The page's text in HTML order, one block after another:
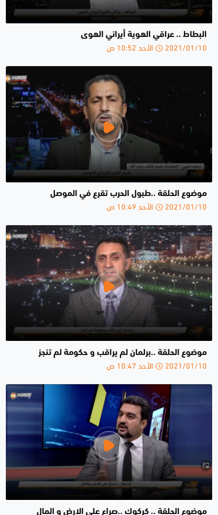
البطاط .. عراقي الهوية أيراني الهوى
2021/01/10 الأحد 10:52 ص
موضوع الحلقة ..طبول الحرب تقرع في الموصل
2021/01/10 الأحد 10:49 ص
موضوع الحلقة ..برلمان لم يراقب و حكومة لم تنجز
2021/01/10 الأحد 10:47 ص
موضوع الحلقة .. كركوك ..صراع على الارض و المال